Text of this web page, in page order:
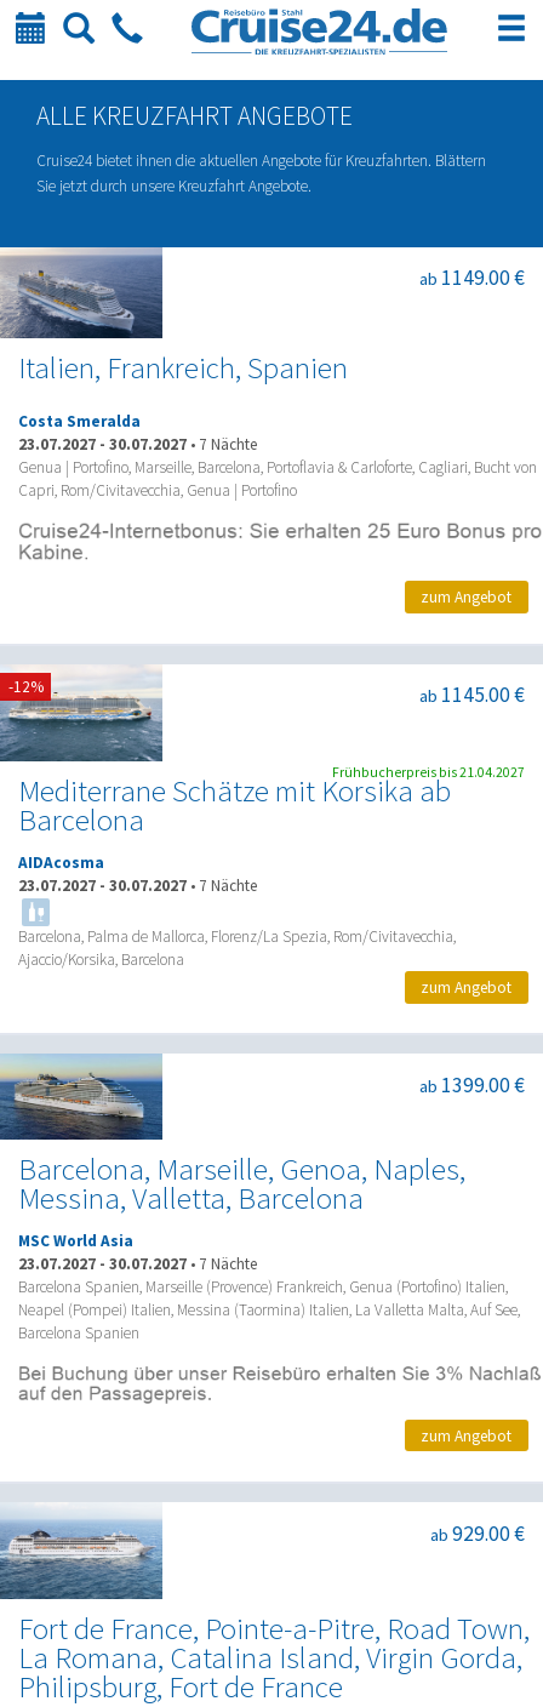
Kalender
SucheTelefon
ALLE KREUZFAHRT ANGEBOTE
Cruise24 bietet ihnen die aktuellen Angebote für Kreuzfahrten. Blättern
Sie jetzt durch unsere Kreuzfahrt Angebote.
Italien, Frankreich, Spanien
ab 1149.00 €
Costa Smeralda
23.07.2027 - 30.07.2027 • 7 Nächte
Genua | Portofino, Marseille, Barcelona, Portoflavia & Carloforte, Cagliari, Bucht von
Capri, Rom/Civitavecchia, Genua | Portofino
zum Angebot
Mediterrane Schätze mit Korsika ab
Barcelona
ab 1145.00 €
AIDAcosma
23.07.2027 - 30.07.2027 • 7 Nächte
Barcelona, Palma de Mallorca, Florenz/La Spezia, Rom/Civitavecchia,
Ajaccio/Korsika, Barcelona
-12%
Frühbucherpreis bis 21.04.2027
zum Angebot
Barcelona, Marseille, Genoa, Naples,
Messina, Valletta, Barcelona
ab 1399.00 €
MSC World Asia
23.07.2027 - 30.07.2027 • 7 Nächte
Barcelona Spanien, Marseille (Provence) Frankreich, Genua (Portofino) Italien,
Neapel (Pompei) Italien, Messina (Taormina) Italien, La Valletta Malta, Auf See,
Barcelona Spanien
zum Angebot
Fort de France, Pointe-a-Pitre, Road Town,
La Romana, Catalina Island, Virgin Gorda,
Philipsburg, Fort de France
ab 929.00 €